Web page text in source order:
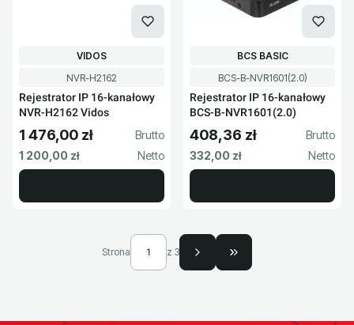
Kod produktu
NVR-H2162
Rejestrator IP 16-kanałowy
NVR-H2162 Vidos
PRODUCENT
VIDOS
Cena brutto
1 476,00 zł
Cena netto
1 200,00 zł
Kod produktu
BCS-B-NVR1601(2.0)
Rejestrator IP 16-kanałowy
BCS-B-NVR1601(2.0)
PRODUCENT
BCS BASIC
Cena brutto
408,36 zł
Cena netto
332,00 zł
Strona z 3 Przejdź do ostatniej